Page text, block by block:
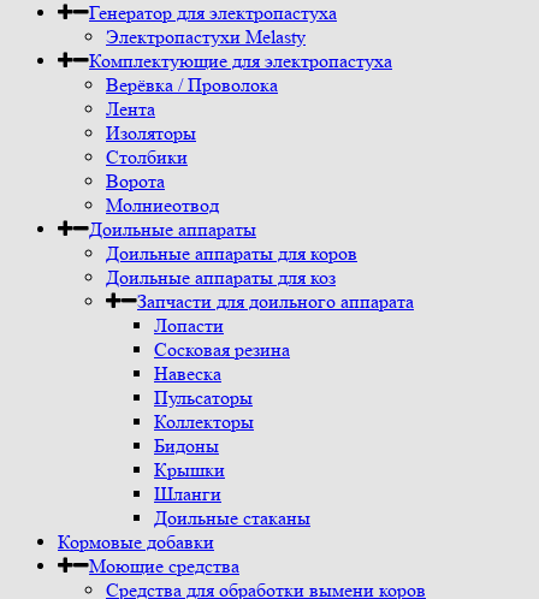
Генератор для электропастуха
Электропастухи Melasty
Комплектующие для электропастуха
Верёвка / Проволока
Лента
Изоляторы
Столбики
Ворота
Молниеотвод
Доильные аппараты
Доильные аппараты для коров
Доильные аппараты для коз
Запчасти для доильного аппарата
Лопасти
Сосковая резина
Навеска
Пульсаторы
Коллекторы
Бидоны
Крышки
Шланги
Доильные стаканы
Кормовые добавки
Моющие средства
Средства для обработки вымени коров